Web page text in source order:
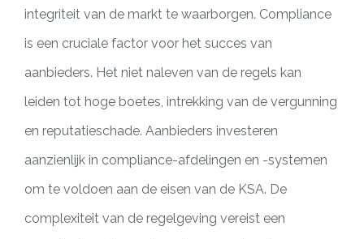
integriteit van de markt te waarborgen. Compliance
is een cruciale factor voor het succes van
aanbieders. Het niet naleven van de regels kan
leiden tot hoge boetes, intrekking van de vergunning
en reputatieschade. Aanbieders investeren
aanzienlijk in compliance-afdelingen en -systemen
om te voldoen aan de eisen van de KSA. De
complexiteit van de regelgeving vereist een